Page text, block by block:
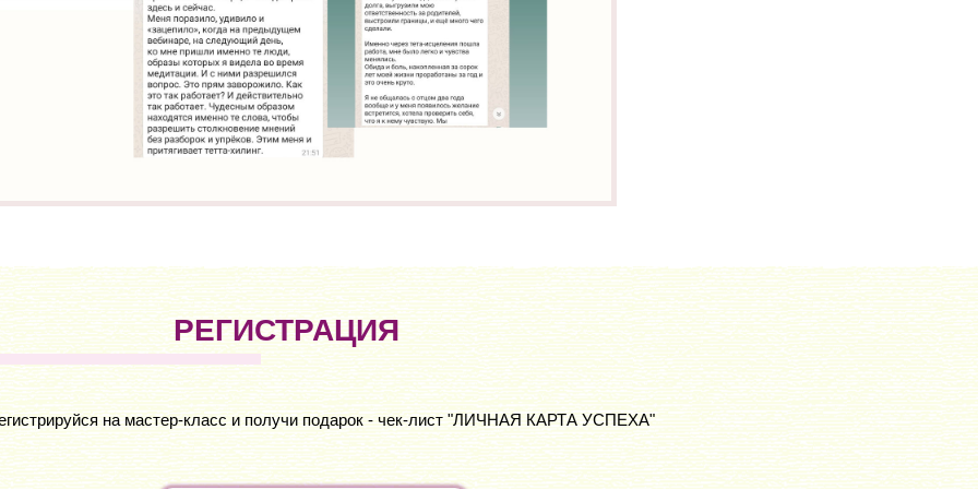
РЕГИСТРАЦИЯ
на мастер-класс и получи подарок - чек-лист "ЛИЧНАЯ КАРТА УСПЕХА"